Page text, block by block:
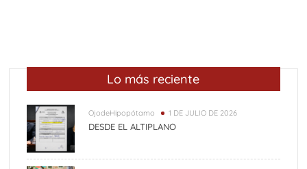
Lo más reciente
OjodeHipopótamo 1 DE JULIO DE 2026
DESDE EL ALTIPLANO